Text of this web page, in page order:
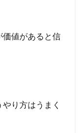
値があると信
り方はうまく